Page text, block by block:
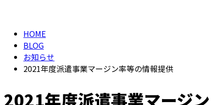
HOME
BLOG
お知らせ
2021年度派遣事業マージン率等の情報提供
2021年度派遣事業マージン